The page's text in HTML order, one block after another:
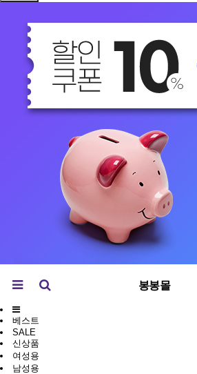
봉봉몰
베스트
SALE
신상품
여성용
남성용